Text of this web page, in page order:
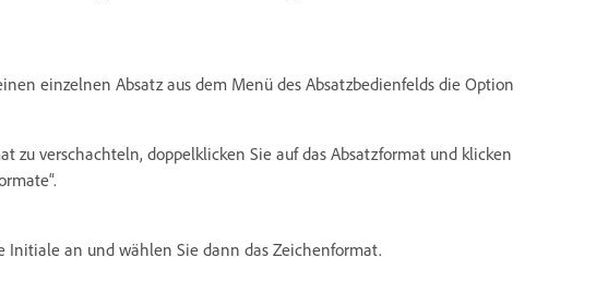
einzelnen Absatz aus dem Menü des Absatzbedienfelds die Option
zu verschachteln, doppelklicken Sie auf das Absatzformat und klicken
Initiale an und wählen Sie dann das Zeichenformat.